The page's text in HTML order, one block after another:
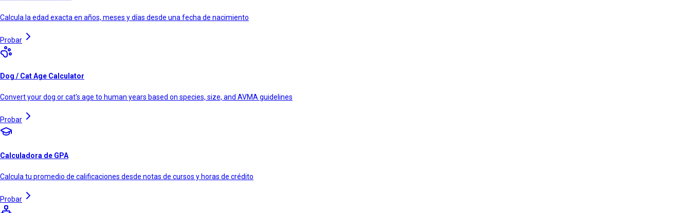
Calcula la edad exacta en años, meses y días desde una fecha de nacimiento
Probar
Dog / Cat Age Calculator
Convert your dog or cat's age to human years based on species, size, and AVMA guidelines
Probar
Calculadora de GPA
Calcula tu promedio de calificaciones desde notas de cursos y horas de crédito
Probar